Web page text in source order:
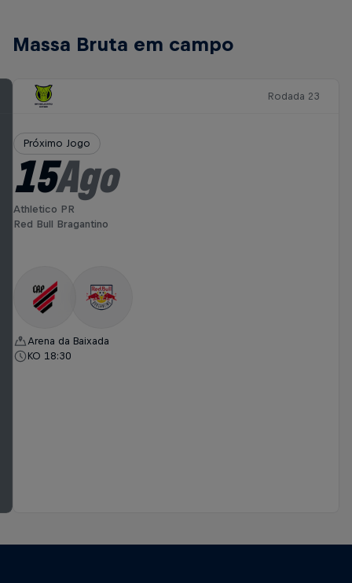
Massa Bruta em campo
Rodada 23
Próximo Jogo
15Ago
Athletico PR
Red Bull Bragantino
Arena da Baixada
KO 18:30